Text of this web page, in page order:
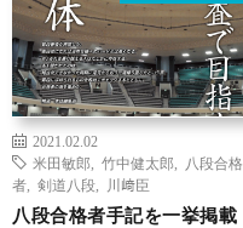
2021.02.02
米田敏郎
竹中健太郎
八段合格
者
剣道八段 川﨑臣
八段合格者手記を一挙掲載